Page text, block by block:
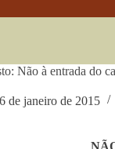
Não à entrada do
de janeiro de 2015